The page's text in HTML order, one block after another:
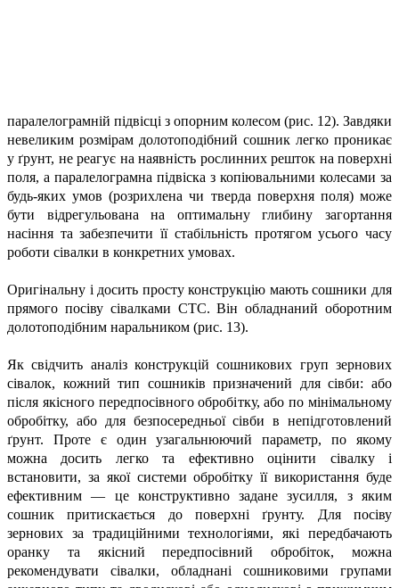
паралелограмній підвісці з опорним колесом (рис. 12). Завдяки
невеликим розмірам долотоподібний сошник легко проникає
у ґрунт, не реагує на наявність рослинних решток на поверхні
поля, а паралелограмна підвіска з копіювальними колесами за
будь-яких умов (розрихлена чи тверда поверхня поля) може
бути відрегульована на оптимальну глибину загортання
насіння та забезпечити її стабільність протягом усього часу
роботи сівалки в конкретних умовах.
Оригінальну і досить просту конструкцію мають сошники для
прямого посіву сівалками СТС. Він обладнаний оборотним
долотоподібним наральником (рис. 13).
Як свідчить аналіз конструкцій сошникових груп зернових
сівалок, кожний тип сошників призначений для сівби: або
після якісного передпосівного обробітку, або по мінімальному
обробітку, або для безпосередньої сівби в непідготовлений
ґрунт. Проте є один узагальнюючий параметр, по якому
можна досить легко та ефективно оцінити сівалку і
встановити, за якої системи обробітку її використання буде
ефективним — це конструктивно задане зусилля, з яким
сошник притискається до поверхні ґрунту. Для посіву
зернових за традиційними технологіями, які передбачають
оранку та якісний передпосівний обробіток, можна
рекомендувати сівалки, обладнані сошниковими групами